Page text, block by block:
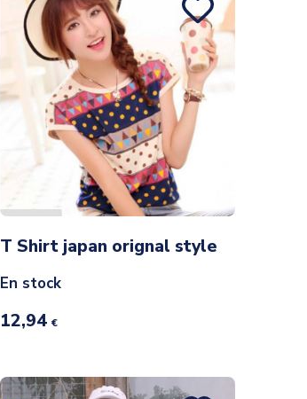
T Shirt japan orignal style
En stock
12,94 €